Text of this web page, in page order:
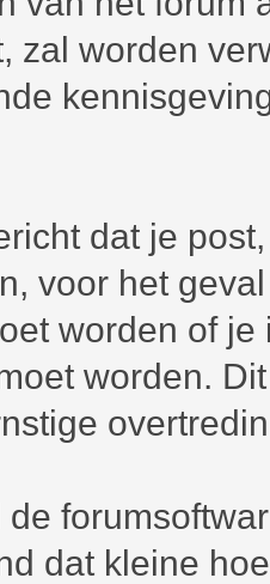
zal worden
dat je
voor het
worden of
worden.
de
dat kleine